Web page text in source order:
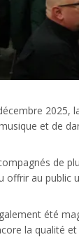
2025,
et de
de
offrir au public
été
la qualité